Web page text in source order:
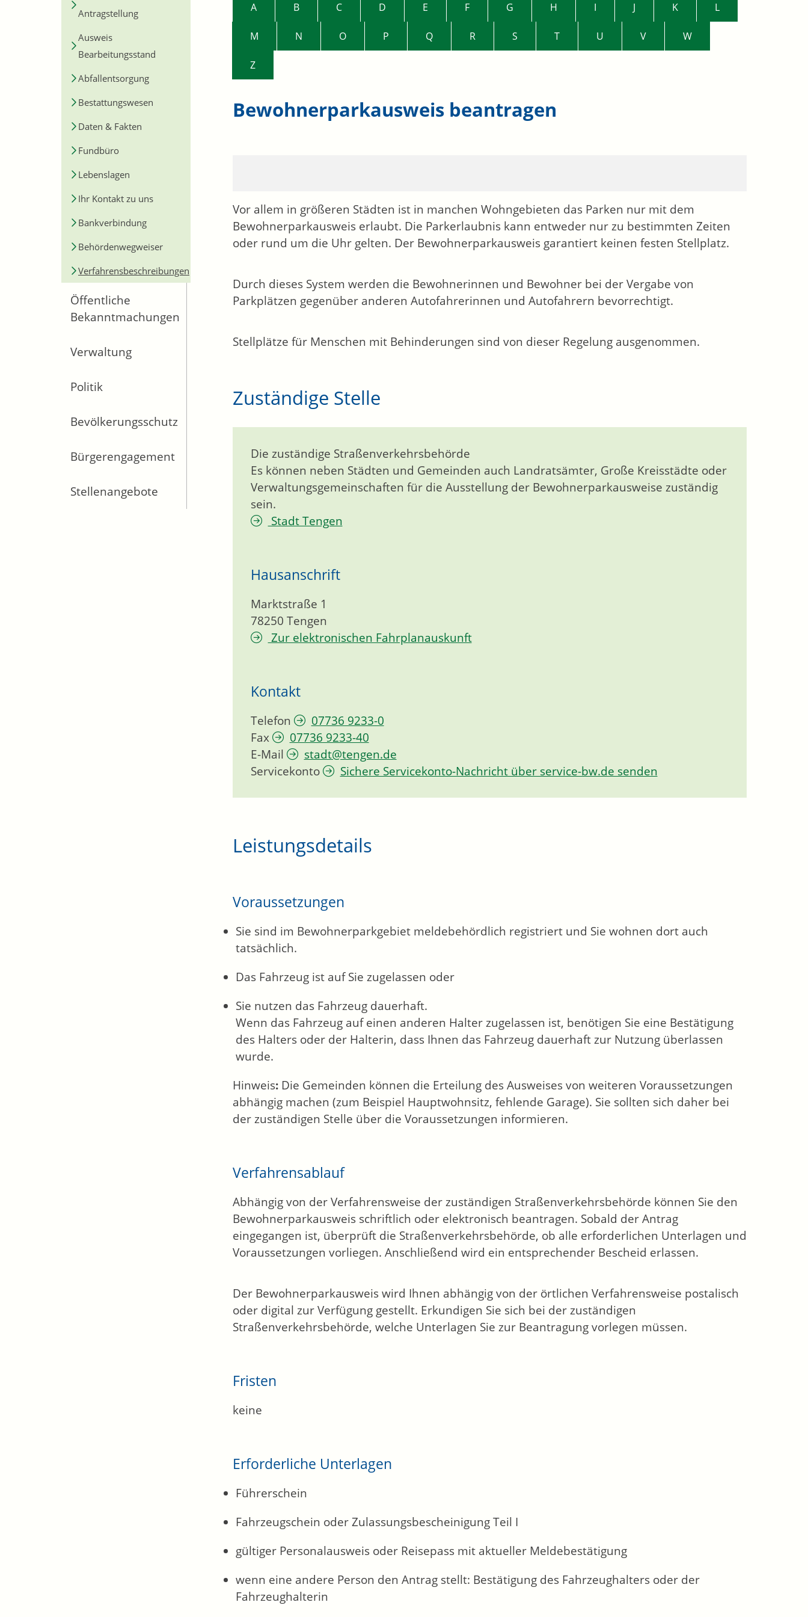
Antragstellung
Ausweis
Bearbeitungsstand
Abfallentsorgung
Bestattungswesen
Daten & Fakten
Fundbüro
Lebenslagen
Ihr Kontakt zu uns
Bankverbindung
Behördenwegweiser
Verfahrensbeschreibungen
Öffentliche
Bekanntmachungen
Verwaltung
Politik
Bevölkerungsschutz
Bürgerengagement
Stellenangebote
A B C D E F G H I J K L
M N O P Q R S T U V W
Z
Bewohnerparkausweis beantragen
Vor allem in größeren Städten ist in manchen Wohngebieten das Parken nur mit dem
Bewohnerparkausweis erlaubt. Die Parkerlaubnis kann entweder nur zu bestimmten Zeiten
oder rund um die Uhr gelten. Der Bewohnerparkausweis garantiert keinen festen Stellplatz.
Durch dieses System werden die Bewohnerinnen und Bewohner bei der Vergabe von
Parkplätzen gegenüber anderen Autofahrerinnen und Autofahrern bevorrechtigt.
Stellplätze für Menschen mit Behinderungen sind von dieser Regelung ausgenommen.
Zuständige Stelle
Die zuständige Straßenverkehrsbehörde
Es können neben Städten und Gemeinden auch Landratsämter, Große Kreisstädte oder
Verwaltungsgemeinschaften für die Ausstellung der Bewohnerparkausweise zuständig
sein.
Stadt Tengen
Hausanschrift
Marktstraße 1
78250 Tengen
Zur elektronischen Fahrplanauskunft
Kontakt
Telefon
07736 9233-0
Fax
07736 9233-40
E-Mail
stadt@tengen.de
Servicekonto
Sichere Servicekonto-Nachricht über service-bw.de senden
Leistungsdetails
Voraussetzungen
Sie sind im Bewohnerparkgebiet meldebehördlich registriert und Sie wohnen dort auch
tatsächlich.
Das Fahrzeug ist auf Sie zugelassen oder
Sie nutzen das Fahrzeug dauerhaft.
Wenn das Fahrzeug auf einen anderen Halter zugelassen ist, benötigen Sie eine Bestätigung
des Halters oder der Halterin, dass Ihnen das Fahrzeug dauerhaft zur Nutzung überlassen
wurde.
Hinweis: Die Gemeinden können die Erteilung des Ausweises von weiteren Voraussetzungen
abhängig machen (zum Beispiel Hauptwohnsitz, fehlende Garage). Sie sollten sich daher bei
der zuständigen Stelle über die Voraussetzungen informieren.
Verfahrensablauf
Abhängig von der Verfahrensweise der zuständigen Straßenverkehrsbehörde können Sie den
Bewohnerparkausweis schriftlich oder elektronisch beantragen. Sobald der Antrag
eingegangen ist, überprüft die Straßenverkehrsbehörde, ob alle erforderlichen Unterlagen und
Voraussetzungen vorliegen. Anschließend wird ein entsprechender Bescheid erlassen.
Der Bewohnerparkausweis wird Ihnen abhängig von der örtlichen Verfahrensweise postalisch
oder digital zur Verfügung gestellt. Erkundigen Sie sich bei der zuständigen
Straßenverkehrsbehörde, welche Unterlagen Sie zur Beantragung vorlegen müssen.
Fristen
keine
Erforderliche Unterlagen
Führerschein
Fahrzeugschein oder Zulassungsbescheinigung Teil I
gültiger Personalausweis oder Reisepass mit aktueller Meldebestätigung
wenn eine andere Person den Antrag stellt: Bestätigung des Fahrzeughalters oder der
Fahrzeughalterin